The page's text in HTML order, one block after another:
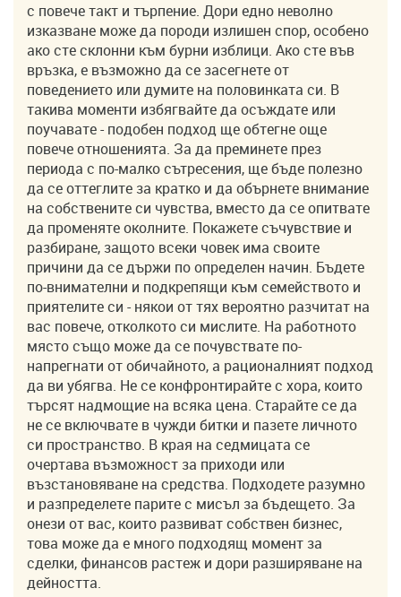
с повече такт и търпение. Дори едно неволно
изказване може да породи излишен спор, особено
ако сте склонни към бурни изблици. Ако сте във
връзка, е възможно да се засегнете от
поведението или думите на половинката си. В
такива моменти избягвайте да осъждате или
поучавате - подобен подход ще обтегне още
повече отношенията. За да преминете през
периода с по-малко сътресения, ще бъде полезно
да се оттеглите за кратко и да обърнете внимание
на собствените си чувства, вместо да се опитвате
да променяте околните. Покажете съчувствие и
разбиране, защото всеки човек има своите
причини да се държи по определен начин. Бъдете
по-внимателни и подкрепящи към семейството и
приятелите си - някои от тях вероятно разчитат на
вас повече, отколкото си мислите. На работното
място също може да се почувствате по-
напрегнати от обичайното, а рационалният подход
да ви убягва. Не се конфронтирайте с хора, които
търсят надмощие на всяка цена. Старайте се да
не се включвате в чужди битки и пазете личното
си пространство. В края на седмицата се
очертава възможност за приходи или
възстановяване на средства. Подходете разумно
и разпределете парите с мисъл за бъдещето. За
онези от вас, които развиват собствен бизнес,
това може да е много подходящ момент за
сделки, финансов растеж и дори разширяване на
дейността.